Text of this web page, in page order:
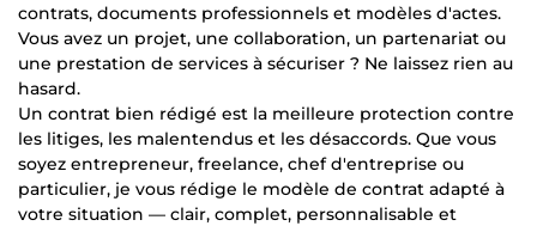
contrats, documents professionnels et modèles d'actes.
Vous avez un projet, une collaboration, un partenariat ou
une prestation de services à sécuriser ? Ne laissez rien au
hasard.
Un contrat bien rédigé est la meilleure protection contre
les litiges, les malentendus et les désaccords. Que vous
soyez entrepreneur, freelance, chef d'entreprise ou
particulier, je vous rédige le modèle de contrat adapté à
votre situation — clair, complet, personnalisable et